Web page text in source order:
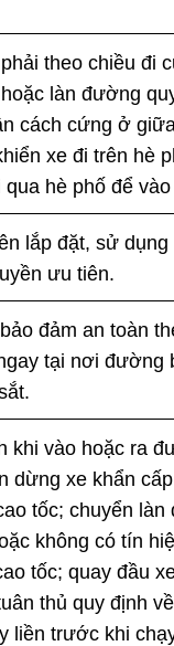
theo chiều đi
làn đường
cách cứng ở
xe đi trên hè
hè phố để
lắp đặt, sử dụng
ưu tiên.
đảm an toàn
tại nơi đường
khi vào hoặc ra
dừng xe khẩn
tốc; chuyển làn
không có tín
tốc; quay đầu
thủ quy định
liền trước khi